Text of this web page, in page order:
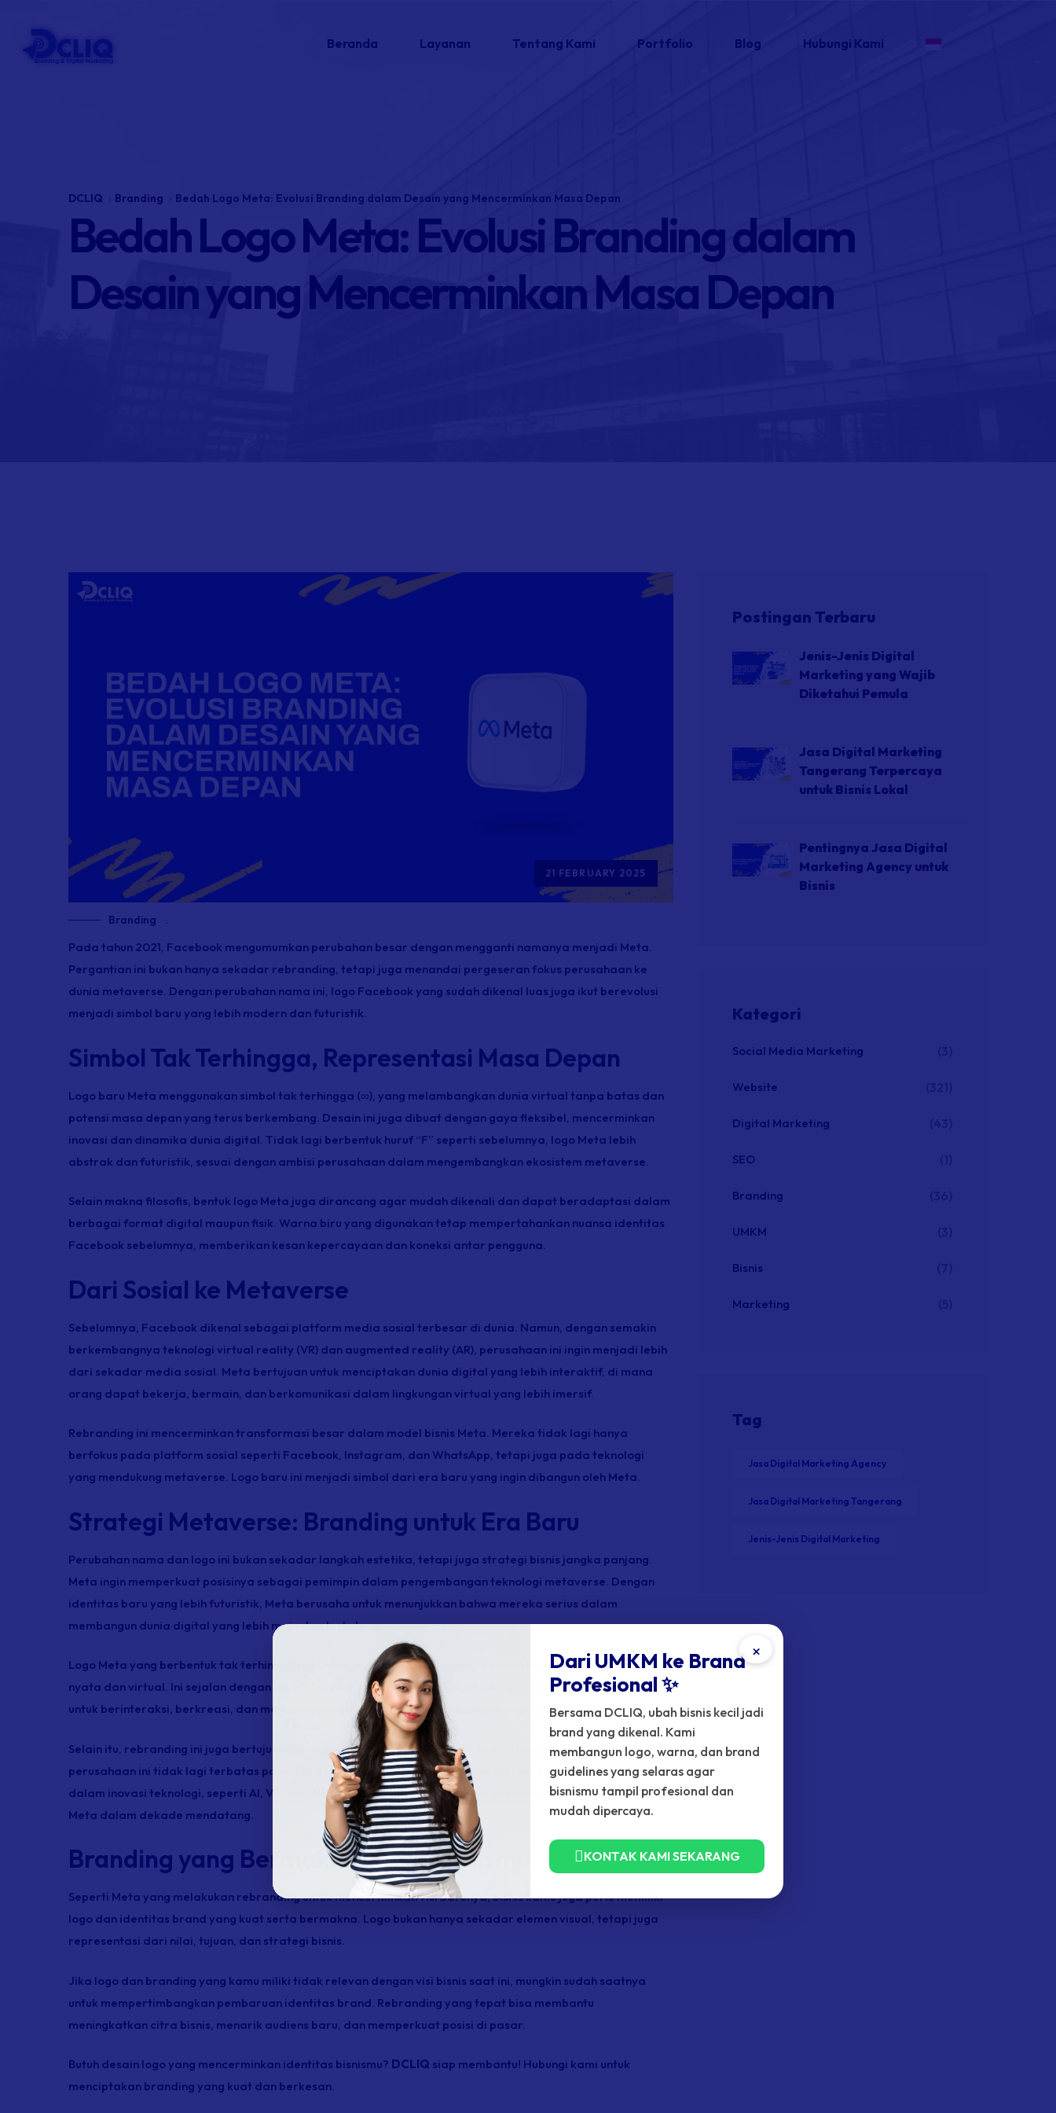
Beranda Layanan Tentang Kami Portfolio Blog Hubungi Kami
×
Dari UMKM ke Brand
Profesional ✨
Bersama DCLIQ, ubah bisnis kecil jadi
brand yang dikenal. Kami
membangun logo, warna, dan brand
guidelines yang selaras agar
bisnismu tampil profesional dan
mudah dipercaya.
KONTAK KAMI SEKARANG
DCLIQ Branding Bedah Logo Meta: Evolusi Branding dalam Desain yang Mencerminkan Masa Depan
Bedah Logo Meta: Evolusi Branding dalam
Desain yang Mencerminkan Masa Depan
21 FEBRUARY 2025
Branding .
Pada tahun 2021, Facebook mengumumkan perubahan besar dengan mengganti namanya menjadi Meta.
Pergantian ini bukan hanya sekadar rebranding, tetapi juga menandai pergeseran fokus perusahaan ke
dunia metaverse. Dengan perubahan nama ini, logo Facebook yang sudah dikenal luas juga ikut berevolusi
menjadi simbol baru yang lebih modern dan futuristik.
Simbol Tak Terhingga, Representasi Masa Depan
Logo baru Meta menggunakan simbol tak terhingga (∞), yang melambangkan dunia virtual tanpa batas dan
potensi masa depan yang terus berkembang. Desain ini juga dibuat dengan gaya fleksibel, mencerminkan
inovasi dan dinamika dunia digital. Tidak lagi berbentuk huruf “F” seperti sebelumnya, logo Meta lebih
abstrak dan futuristik, sesuai dengan ambisi perusahaan dalam mengembangkan ekosistem metaverse.
Selain makna filosofis, bentuk logo Meta juga dirancang agar mudah dikenali dan dapat beradaptasi dalam
berbagai format digital maupun fisik. Warna biru yang digunakan tetap mempertahankan nuansa identitas
Facebook sebelumnya, memberikan kesan kepercayaan dan koneksi antar pengguna.
Dari Sosial ke Metaverse
Sebelumnya, Facebook dikenal sebagai platform media sosial terbesar di dunia. Namun, dengan semakin
berkembangnya teknologi virtual reality (VR) dan augmented reality (AR), perusahaan ini ingin menjadi lebih
dari sekadar media sosial. Meta bertujuan untuk menciptakan dunia digital yang lebih interaktif, di mana
orang dapat bekerja, bermain, dan berkomunikasi dalam lingkungan virtual yang lebih imersif.
Rebranding ini mencerminkan transformasi besar dalam model bisnis Meta. Mereka tidak lagi hanya
berfokus pada platform sosial seperti Facebook, Instagram, dan WhatsApp, tetapi juga pada teknologi
yang mendukung metaverse. Logo baru ini menjadi simbol dari era baru yang ingin dibangun oleh Meta.
Strategi Metaverse: Branding untuk Era Baru
Perubahan nama dan logo ini bukan sekadar langkah estetika, tetapi juga strategi bisnis jangka panjang.
Meta ingin memperkuat posisinya sebagai pemimpin dalam pengembangan teknologi metaverse. Dengan
identitas baru yang lebih futuristik, Meta berusaha untuk menunjukkan bahwa mereka serius dalam
membangun dunia digital yang lebih maju dan terhubung.
Logo Meta yang berbentuk tak terhingga juga mengkomunikasikan konsep koneksi tanpa batas antara dunia
nyata dan virtual. Ini sejalan dengan visi Meta untuk menciptakan ruang digital yang memungkinkan orang
untuk berinteraksi, berkreasi, dan menjalani pengalaman baru tanpa hambatan geografis.
Selain itu, rebranding ini juga bertujuan untuk memperluas cakupan bisnis Meta. Dengan mengganti nama,
perusahaan ini tidak lagi terbatas pada citra media sosial, tetapi juga lebih dikenal sebagai pemimpin
dalam inovasi teknologi, seperti AI, VR, dan AR. Ini adalah langkah besar yang menandakan perubahan arah
Meta dalam dekade mendatang.
Branding yang Bermakna untuk Bisnismu
Seperti Meta yang melakukan rebrandinguntuk mencerminkan visi barunya, bisnis kamu juga perlu memiliki
logo dan identitas brand yang kuat serta bermakna. Logo bukan hanya sekadar elemen visual, tetapi juga
representasi dari nilai, tujuan, dan strategi bisnis.
Jika logo dan branding yang kamu miliki tidak relevan dengan visi bisnis saat ini, mungkin sudah saatnya
untuk mempertimbangkan pembaruan identitas brand Rebranding yang tepat bisa membantu
meningkatkan citra bisnis, menarik audiens baru, dan memperkuat posisi di pasar.
Butuh desain logo yang mencerminkan identitas bisnismu? DCLIQ siap membantu! Hubungi kami untuk
menciptakan branding yang kuat dan berkesan.
Postingan Terbaru
Jenis-Jenis Digital
Marketing yang Wajib
Diketahui Pemula
Jasa Digital Marketing
Tangerang Terpercaya
untuk Bisnis Lokal
Pentingnya Jasa Digital
Marketing Agency untuk
Bisnis
Kategori
Social Media Marketing
Website
Digital Marketing
SEO
Branding
UMKM
Bisnis
Marketing
Tag
Jasa Digital Marketing Agency
Jasa Digital Marketing Tangerang
Jenis-Jenis Digital Marketing